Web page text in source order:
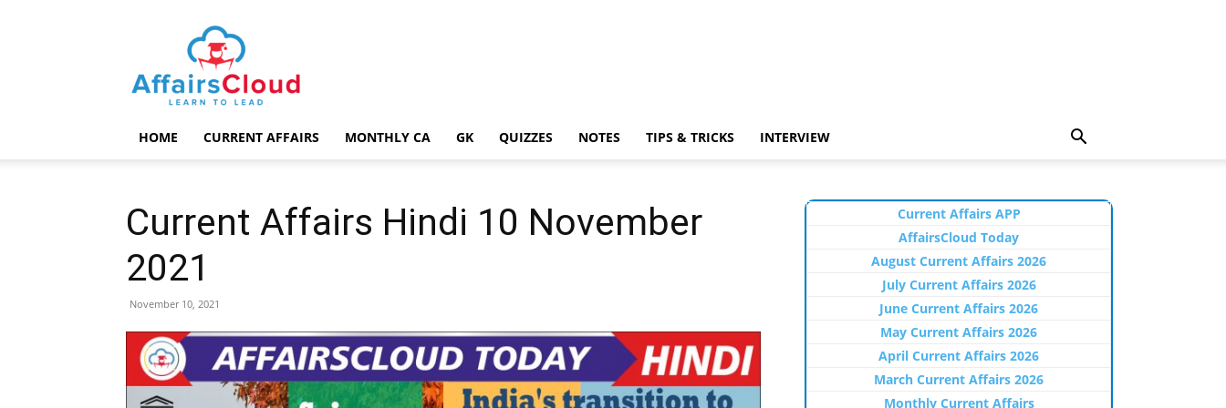
AffairsCloud.com
HOME CURRENT AFFAIRS MONTHLY CA GK QUIZZES NOTES TIPS & TRICKS INTERVIEW
Current Affairs Hindi 10 November
2021
November 10, 2021
Current Affairs APP
AffairsCloud Today
August Current Affairs 2026
July Current Affairs 2026
June Current Affairs 2026
May Current Affairs 2026
April Current Affairs 2026
March Current Affairs 2026
Monthly Current Affairs